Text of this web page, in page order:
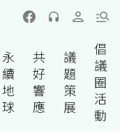
永
續
地
球
共
好
響
應
議
題
策
展
倡
議
圈
活
動